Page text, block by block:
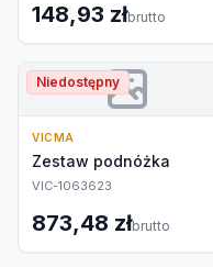
148,93 złbrutto
Niedostępny
VICMA
Zestaw podnóżka
VIC-1063623
873,48 złbrutto